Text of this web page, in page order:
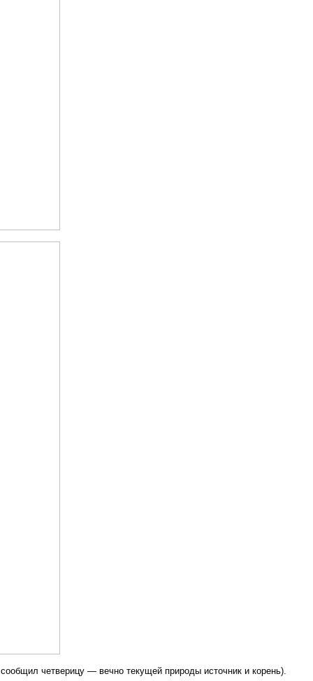
четверицу — вечно текущей природы источник и корень).